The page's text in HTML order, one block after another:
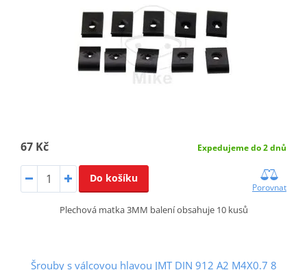
67 Kč Expedujeme do 2 dnů
Do košíku
Porovnat
Plechová matka 3MM balení obsahuje 10 kusů
Šrouby s válcovou hlavou JMT DIN 912 A2 M4X0.7 8